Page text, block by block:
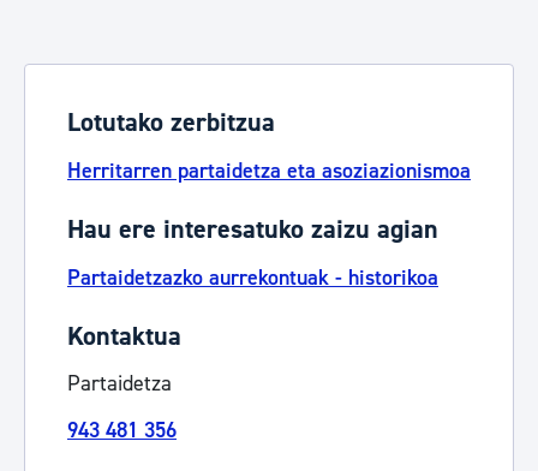
Lotutako zerbitzua
Herritarren partaidetza eta asoziazionismoa
Hau ere interesatuko zaizu agian
Partaidetzazko aurrekontuak - historikoa
Kontaktua
Partaidetza
943 481 356